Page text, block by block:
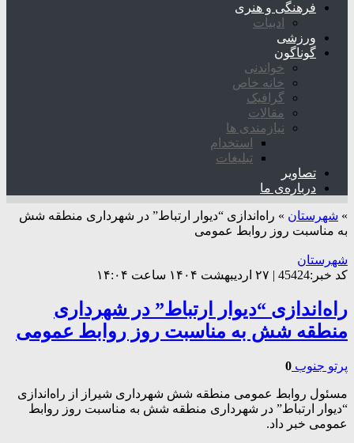
فرهنگی و هنری
ادبیات
ورزشی
گوناگون
خواندنی
خانه خاص
گرافیک
مقالات
نیازمندی ها
استخدام
تبلیغات
تصاویر
درباره‌ی ما
» شهرستان » راه‌اندازی “دیوار ارتباط” در شهرداری منطقه شش
به مناسبت روز روابط عمومی
شهرستان
کد خبر:45424 | ۲۷ اردیبهشت ۱۴۰۴ ساعت ۱۴:۰۴
راه‌اندازی “دیوار ارتباط” در شهرداری
منطقه شش به مناسبت روز روابط عمومی
پرتو جنوب 0
مسئول روابط عمومی منطقه شش شهرداری شیراز از راه‌اندازی
“دیوار ارتباط” در شهرداری منطقه شش به مناسبت روز روابط
عمومی خبر داد.